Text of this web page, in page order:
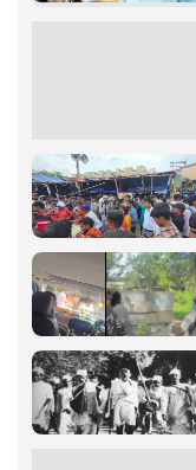
Satya
28 जून,
न्यूज़ बुलेटिन| 28 JUN,
लद्दाख के प्रमुख
दिल्ली के जंतर-मंतर
कर दिया है।